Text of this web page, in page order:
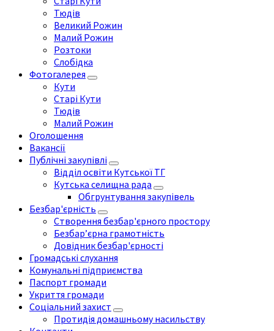
Тюдів
Великий Рожин
Малий Рожин
Розтоки
Слобідка
Фотогалерея
Кути
Старі Кути
Тюдів
Малий Рожин
Оголошення
Вакансії
Публічні закупівлі
Відділ освіти Кутської ТГ
Кутська селищна рада
Обгрунтування закупівель
Безбар'єрність
Створення безбар'єрного простору
Безбар’єрна грамотність
Довідник безбар'єрності
Громадські слухання
Комунальні підприємства
Паспорт громади
Укриття громади
Соціальний захист
Протидія домашньому насильству